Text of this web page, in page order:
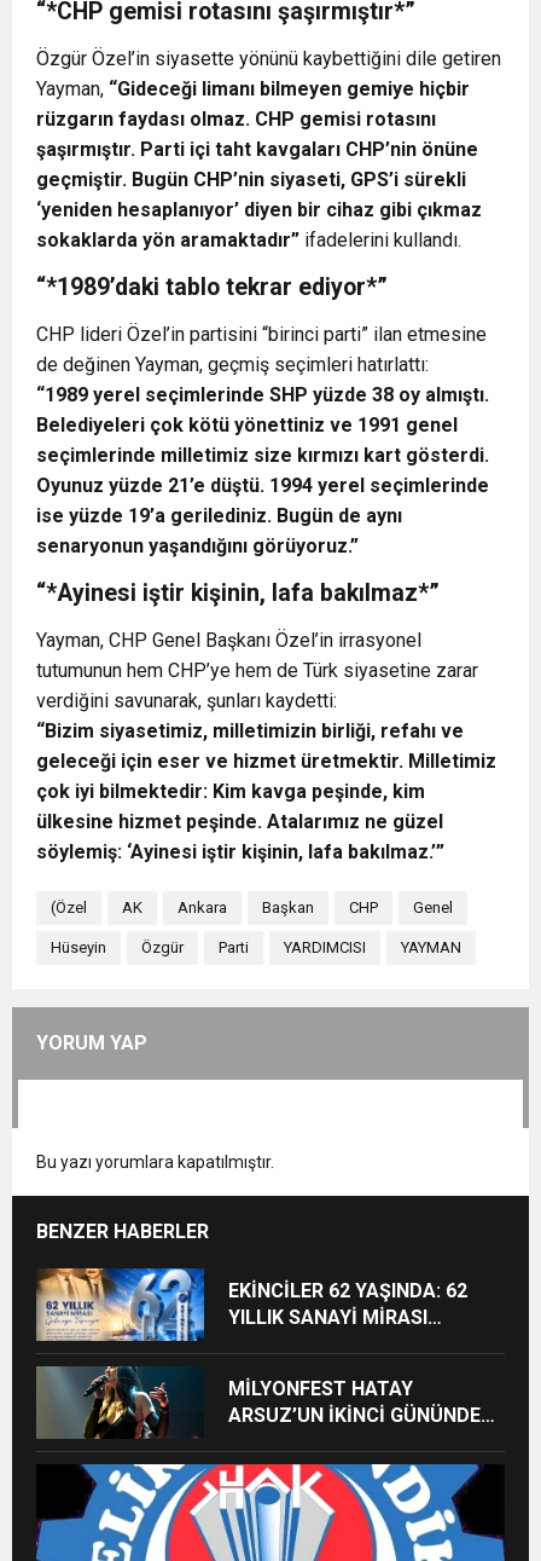
“*CHP gemisi rotasını şaşırmıştır*”
Özgür Özel’in siyasette yönünü kaybettiğini dile getiren
Yayman, “Gideceği limanı bilmeyen gemiye hiçbir
rüzgarın faydası olmaz. CHP gemisi rotasını
şaşırmıştır. Parti içi taht kavgaları CHP’nin önüne
geçmiştir. Bugün CHP’nin siyaseti, GPS’i sürekli
‘yeniden hesaplanıyor’ diyen bir cihaz gibi çıkmaz
sokaklarda yön aramaktadır” ifadelerini kullandı.
“*1989’daki tablo tekrar ediyor*”
CHP lideri Özel’in partisini “birinci parti” ilan etmesine
de değinen Yayman, geçmiş seçimleri hatırlattı:
“1989 yerel seçimlerinde SHP yüzde 38 oy almıştı.
Belediyeleri çok kötü yönettiniz ve 1991 genel
seçimlerinde milletimiz size kırmızı kart gösterdi.
Oyunuz yüzde 21’e düştü. 1994 yerel seçimlerinde
ise yüzde 19’a gerilediniz. Bugün de aynı
senaryonun yaşandığını görüyoruz.”
“*Ayinesi iştir kişinin, lafa bakılmaz*”
Yayman, CHP Genel Başkanı Özel’in irrasyonel
tutumunun hem CHP’ye hem de Türk siyasetine zarar
verdiğini savunarak, şunları kaydetti:
“Bizim siyasetimiz, milletimizin birliği, refahı ve
geleceği için eser ve hizmet üretmektir. Milletimiz
çok iyi bilmektedir: Kim kavga peşinde, kim
ülkesine hizmet peşinde. Atalarımız ne güzel
söylemiş: ‘Ayinesi iştir kişinin, lafa bakılmaz.’”
(Özel AK Ankara Başkan CHP Genel
Hüseyin Özgür Parti YARDIMCISI YAYMAN
YORUM YAP
Bu yazı yorumlara kapatılmıştır.
BENZER HABERLER
EKİNCİLER 62 YAŞINDA: 62
YILLIK SANAYİ MİRASI
MİLYONFEST HATAY
ARSUZ’UN İKİNCİ GÜNÜNDE
ALACAK